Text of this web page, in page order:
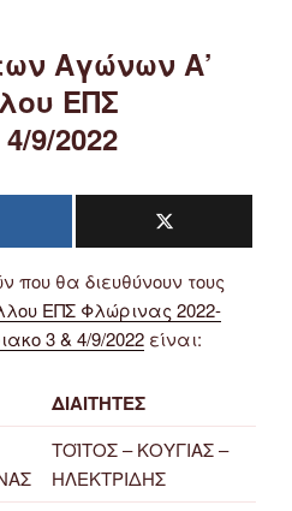
Αγώνων Α’
ΕΠΣ
9/2022
που θα διευθύνουν τους
ΕΠΣ Φλώρινας 2022-
3 & 4/9/2022 είναι:
ΔΙΑΙΤΗΤΕΣ
ΤΟΪΤΟΣ – ΚΟΥΓΙΑΣ –
ΗΛΕΚΤΡΙΔΗΣ